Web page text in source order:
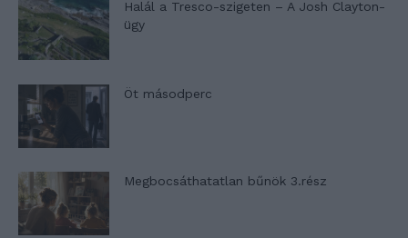
Halál a Tresco-szigeten – A Josh Clayton-
ügy
Öt másodperc
Megbocsáthatatlan bűnök 3.rész